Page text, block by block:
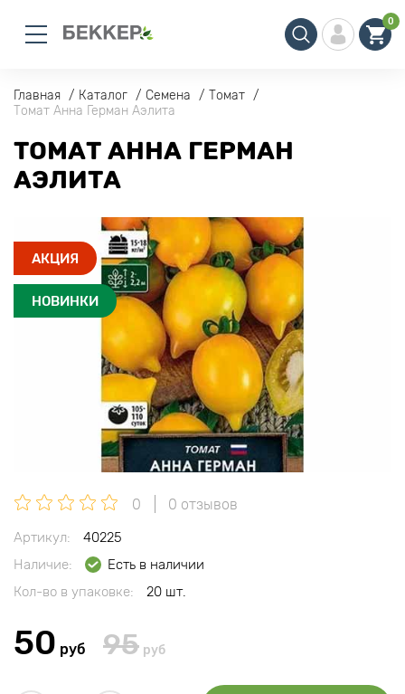
0
Главная Каталог Семена
Томат
Томат Анна Герман Аэлита
ТОМАТ АННА ГЕРМАН
АЭЛИТА
АКЦИЯ
НОВИНКИ
0 0 отзывов
Артикул:
40225
Наличие:
Есть в наличии
Кол-во в упаковке:
20 шт.
50 руб 95 руб